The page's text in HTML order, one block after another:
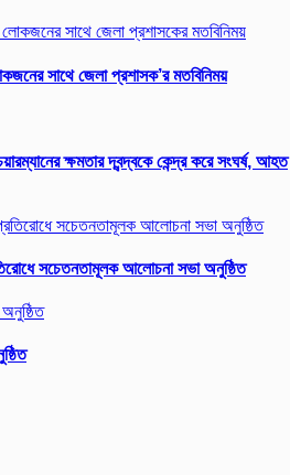
সাথে জেলা প্রশাসক’র মতবিনিময়
ক্ষমতার দ্বন্দ্বকে কেন্দ্র করে সংঘর্ষ, আহত
সচেতনতামূলক আলোচনা সভা অনুষ্ঠিত